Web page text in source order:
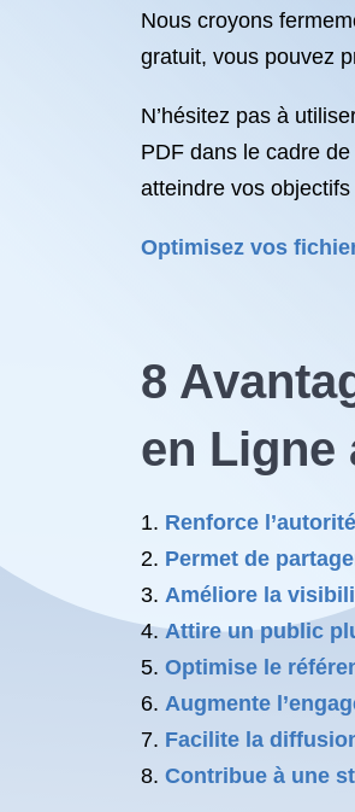
Nous croyons
gratuit, vous pouvez
N’hésitez pas à
PDF dans le cadre
atteindre vos
Optimisez vos
8
en Ligne
Renforce
Permet de
Améliore la
Attire un public
Optimise le
Augmente
Facilite la
Contribue à une